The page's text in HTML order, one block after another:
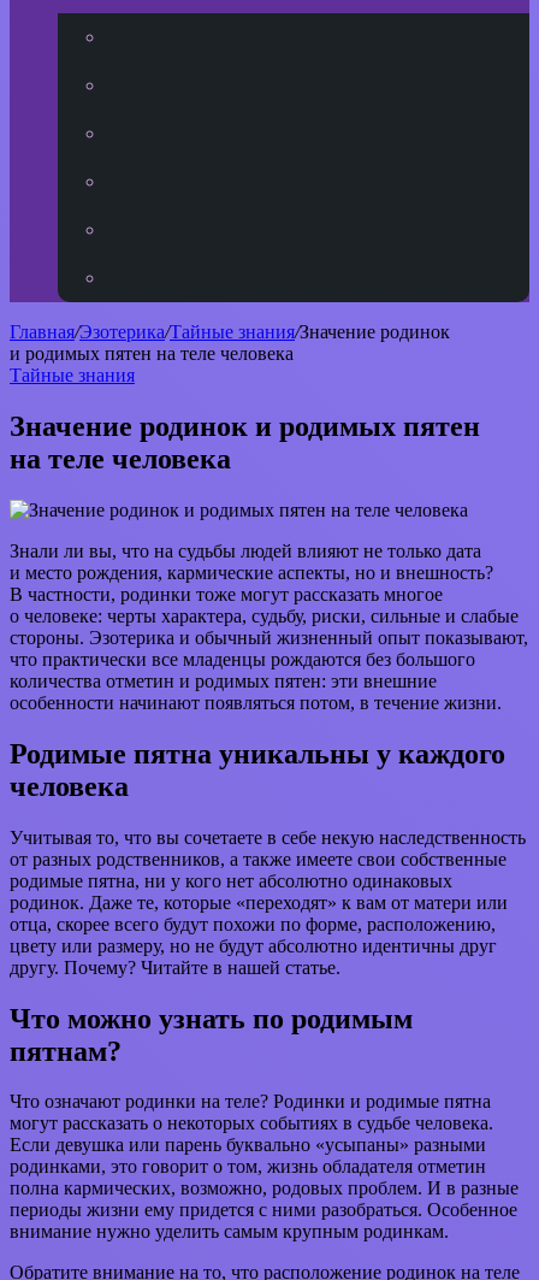
Главная/Эзотерика/Тайные знания/Значение родинок
и родимых пятен на теле человека
Тайные знания
Значение родинок и родимых пятен
на теле человека
Знали ли вы, что на судьбы людей влияют не только дата
и место рождения, кармические аспекты, но и внешность?
В частности, родинки тоже могут рассказать многое
о человеке: черты характера, судьбу, риски, сильные и слабые
стороны. Эзотерика и обычный жизненный опыт показывают,
что практически все младенцы рождаются без большого
количества отметин и родимых пятен: эти внешние
особенности начинают появляться потом, в течение жизни.
Родимые пятна уникальны у каждого
человека
Учитывая то, что вы сочетаете в себе некую наследственность
от разных родственников, а также имеете свои собственные
родимые пятна, ни у кого нет абсолютно одинаковых
родинок. Даже те, которые «переходят» к вам от матери или
отца, скорее всего будут похожи по форме, расположению,
цвету или размеру, но не будут абсолютно идентичны друг
другу. Почему? Читайте в нашей статье.
Что можно узнать по родимым
пятнам?
Что означают родинки на теле? Родинки и родимые пятна
могут рассказать о некоторых событиях в судьбе человека.
Если девушка или парень буквально «усыпаны» разными
родинками, это говорит о том, жизнь обладателя отметин
полна кармических, возможно, родовых проблем. И в разные
периоды жизни ему придется с ними разобраться. Особенное
внимание нужно уделить самым крупным родинкам.
Обратите внимание на то, что расположение родинок на теле